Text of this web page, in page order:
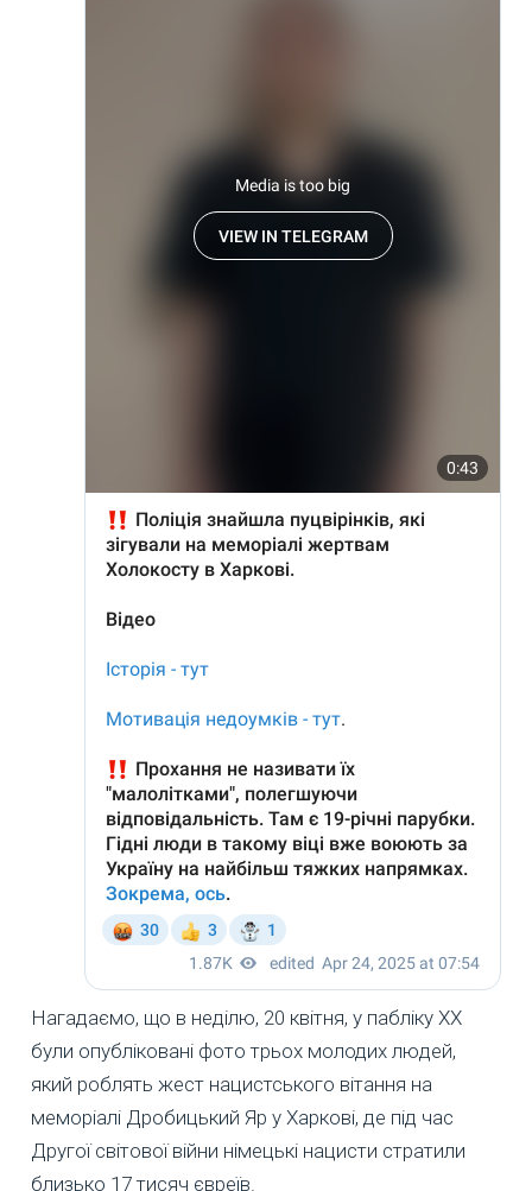
Нагадаємо, що в неділю, 20 квітня, у пабліку ХХ
були опубліковані фото трьох молодих людей,
який роблять жест нацистського вітання на
меморіалі Дробицький Яр у Харкові, де під час
Другої світової війни німецькі нацисти стратили
близько 17 тисяч євреїв.